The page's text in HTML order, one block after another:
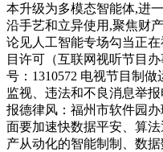
本升级为多模态智能体,进
沿手艺和立异使用,聚焦财
论见人工智能专场勾当正
目许可（互联网视听节目
号：1310572 电视节目制
监视、违法和不良消息举
报德律风：福州市软件园
面要加速快数据平安、算
产从动化的智能制制、数